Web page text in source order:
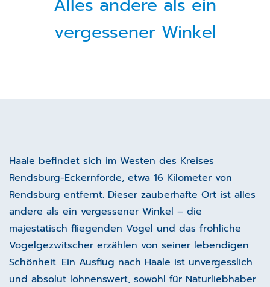
vergessener Winkel
Haale befindet sich im Westen des Kreises
Rendsburg-Eckernförde, etwa 16 Kilometer von
Rendsburg entfernt. Dieser zauberhafte Ort ist alles
andere als ein vergessener Winkel – die
majestätisch fliegenden Vögel und das fröhliche
Vogelgezwitscher erzählen von seiner lebendigen
Schönheit. Ein Ausflug nach Haale ist unvergesslich
und absolut lohnenswert, sowohl für Naturliebhaber